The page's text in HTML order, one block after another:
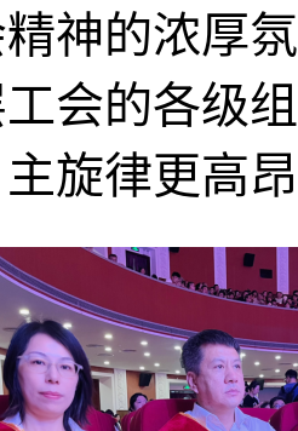
神的浓厚
会的各级
旋律更高